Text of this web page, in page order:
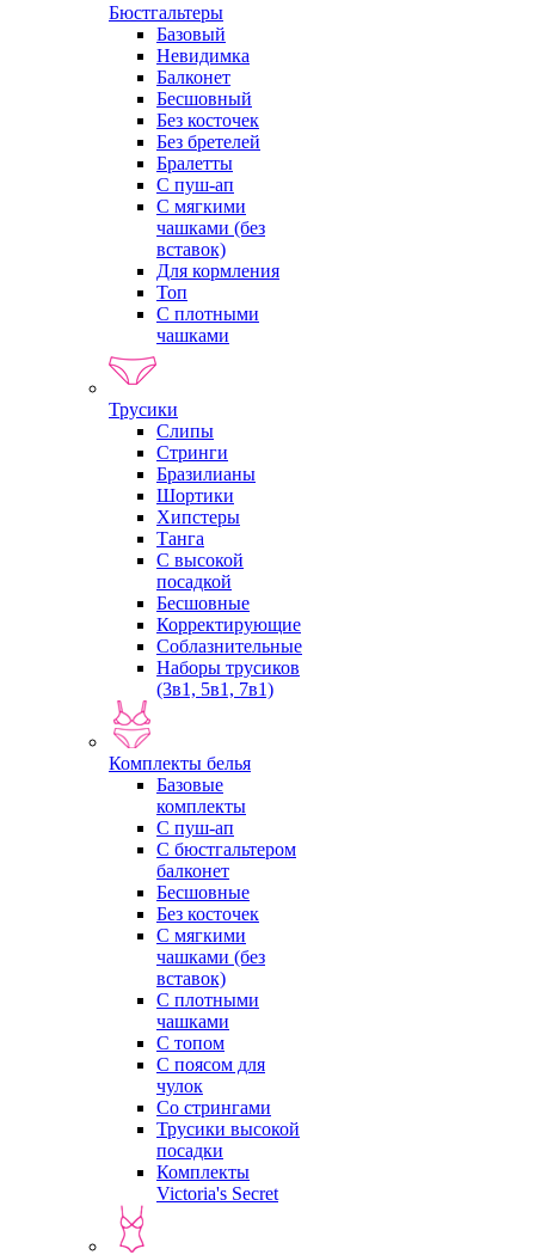
Бюстгальтеры
Базовый
Невидимка
Балконет
Бесшовный
Без косточек
Без бретелей
Бралетты
С пуш-ап
С мягкими
чашками (без
вставок)
Для кормления
Топ
С плотными
чашками
Трусики
Слипы
Стринги
Бразилианы
Шортики
Хипстеры
Танга
С высокой
посадкой
Бесшовные
Корректирующие
Соблазнительные
Наборы трусиков
(3в1, 5в1, 7в1)
Комплекты белья
Базовые
комплекты
С пуш-ап
С бюстгальтером
балконет
Бесшовные
Без косточек
С мягкими
чашками (без
вставок)
С плотными
чашками
С топом
С поясом для
чулок
Со стрингами
Трусики высокой
посадки
Комплекты
Victoria's Secret